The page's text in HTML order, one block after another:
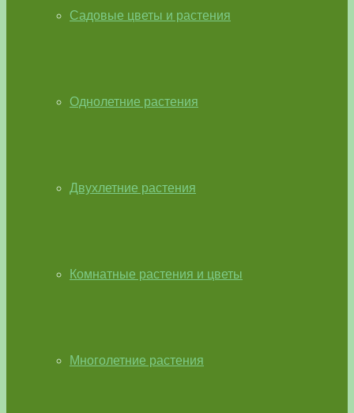
Садовые цветы и растения
Однолетние растения
Двухлетние растения
Комнатные растения и цветы
Многолетние растения